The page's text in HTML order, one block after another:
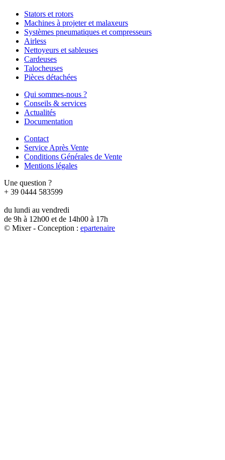
Stators et rotors
Machines à projeter et malaxeurs
Systèmes pneumatiques et compresseurs
Airless
Nettoyeurs et sableuses
Cardeuses
Talocheuses
Pièces détachées
Qui sommes-nous ?
Conseils & services
Actualités
Documentation
Contact
Service Après Vente
Conditions Générales de Vente
Mentions légales
Une question ?
+ 39 0444 583599
du lundi au vendredi
de 9h à 12h00 et de 14h00 à 17h
© Mixer - Conception : epartenaire